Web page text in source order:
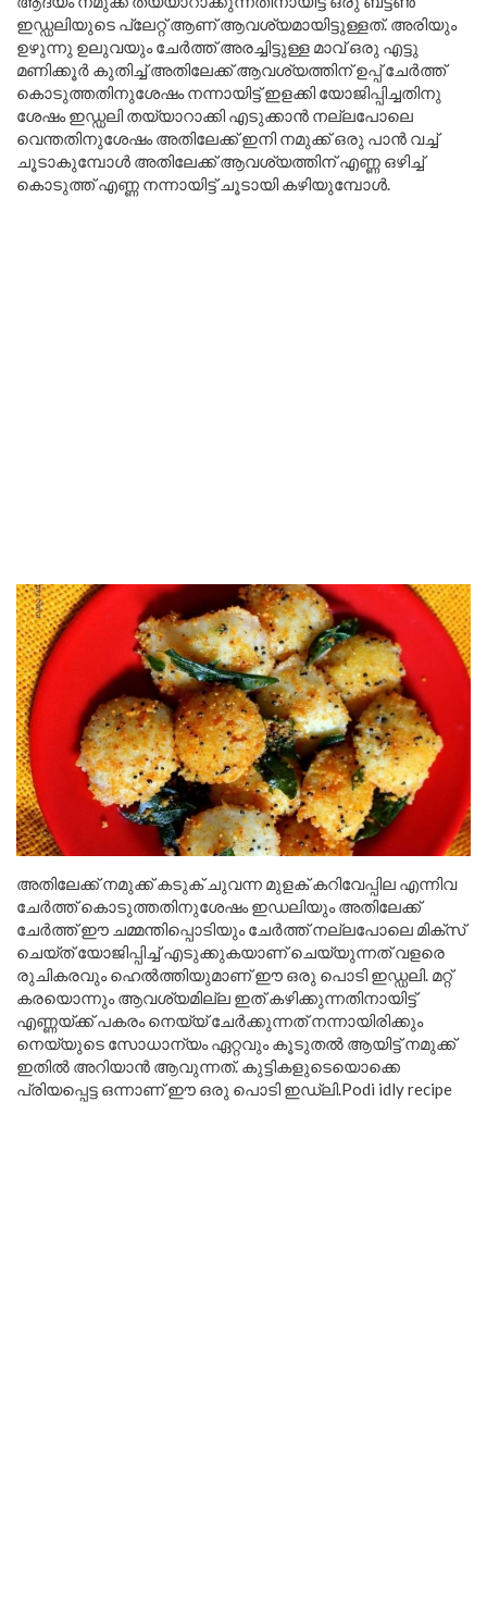
ഇഡ്ഡലിയുടെ പ്ലേറ്റ് ആണ് ആവശ്യമായിട്ടുള്ളത്. അരിയും
ഉഴുന്നു ഉലുവയും ചേർത്ത് അരച്ചിട്ടുള്ള മാവ് ഒരു എട്ടു
മണിക്കൂർ കുതിച്ച് അതിലേക്ക് ആവശ്യത്തിന് ഉപ്പ് ചേർത്ത്
കൊടുത്തതിനുശേഷം നന്നായിട്ട് ഇളക്കി യോജിപ്പിച്ചതിനു
ശേഷം ഇഡ്ഡലി തയ്യാറാക്കി എടുക്കാൻ നല്ലപോലെ
വെന്തതിനുശേഷം അതിലേക്ക് ഇനി നമുക്ക് ഒരു പാൻ വച്ച്
ചൂടാകുമ്പോൾ അതിലേക്ക് ആവശ്യത്തിന് എണ്ണ ഒഴിച്ച്
കൊടുത്ത് എണ്ണ നന്നായിട്ട് ചൂടായി കഴിയുമ്പോൾ.
അതിലേക്ക് നമുക്ക് കടുക് ചുവന്ന മുളക് കറിവേപ്പില എന്നിവ
ചേർത്ത് കൊടുത്തതിനുശേഷം ഇഡലിയും അതിലേക്ക്
ചേർത്ത് ഈ ചമ്മന്തിപ്പൊടിയും ചേർത്ത് നല്ലപോലെ മിക്സ്
ചെയ്ത് യോജിപ്പിച്ച് എടുക്കുകയാണ് ചെയ്യുന്നത് വളരെ
രുചികരവും ഹെൽത്തിയുമാണ് ഈ ഒരു പൊടി ഇഡ്ഡലി. മറ്റ്
കരയൊന്നും ആവശ്യമില്ല ഇത് കഴിക്കുന്നതിനായിട്ട്
എണ്ണയ്ക്ക് പകരം നെയ്യ് ചേർക്കുന്നത് നന്നായിരിക്കും
നെയ്യുടെ സോധാന്യം ഏറ്റവും കൂടുതൽ ആയിട്ട് നമുക്ക്
ഇതിൽ അറിയാൻ ആവുന്നത്. കുട്ടികളുടെയൊക്കെ
പ്രിയപ്പെട്ട ഒന്നാണ് ഈ ഒരു പൊടി ഇഡ്‌ലി.Podi idly recipe